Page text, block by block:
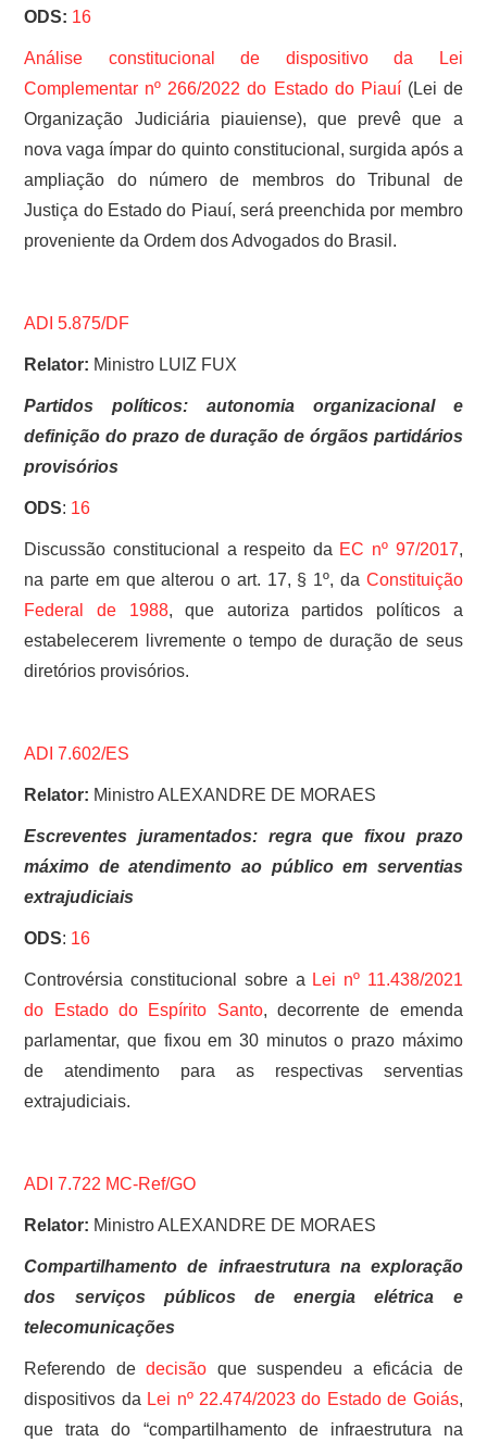
ODS: 16
Análise constitucional de dispositivo da
Lei
Complementar nº 266/2022 do Estado do Piauí(Lei de
Organização Judiciária piauiense), que prevê que a
nova vaga ímpar do quinto constitucional, surgida após a
ampliação do número de membros do Tribunal de
Justiça do Estado do Piauí, será preenchida por membro
proveniente da Ordem dos Advogados do Brasil.
ADI 5.875/DF
Relator: Ministro LUIZ FUX
Partidos políticos: autonomia organizacional e
definição do prazo de duração de órgãos partidários
provisórios
ODS: 16
Discussão constitucional a respeito da EC nº 97/2017,
na parte em que alterou o art. 17, § 1º, da Constituição
Federal de 1988, que autoriza partidos políticos a
estabelecerem livremente o tempo de duração de seus
diretórios provisórios.
ADI 7.602/ES
Relator: Ministro ALEXANDRE DE MORAES
Escreventes juramentados: regra que fixou prazo
máximo de atendimento ao público em serventias
extrajudiciais
ODS: 16
Controvérsia constitucional sobre a Lei nº 11.438/2021
do Estado do Espírito Santo, decorrente de emenda
parlamentar, que fixou em 30 minutos o prazo máximo
de atendimento para as respectivas serventias
extrajudiciais.
ADI 7.722 MC-Ref/GO
Relator: Ministro ALEXANDRE DE MORAES
Compartilhamento de infraestrutura na exploração
dos serviços públicos de energia elétrica e
telecomunicações
Referendo dedecisão que suspendeu a eficácia de
dispositivos da Lei nº 22.474/2023 do Estado de Goiás,
que trata do “compartilhamento de infraestrutura na